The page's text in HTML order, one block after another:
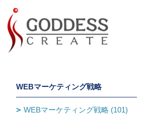
WEBマーケティング戦略
WEBマーケティング戦略 (101)